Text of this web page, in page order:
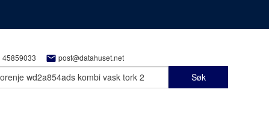
45859033 post@datahuset.net
Søk